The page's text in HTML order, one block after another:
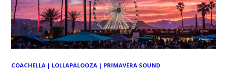
COACHELLA | LOLLAPALOOZA | PRIMAVERA SOUND